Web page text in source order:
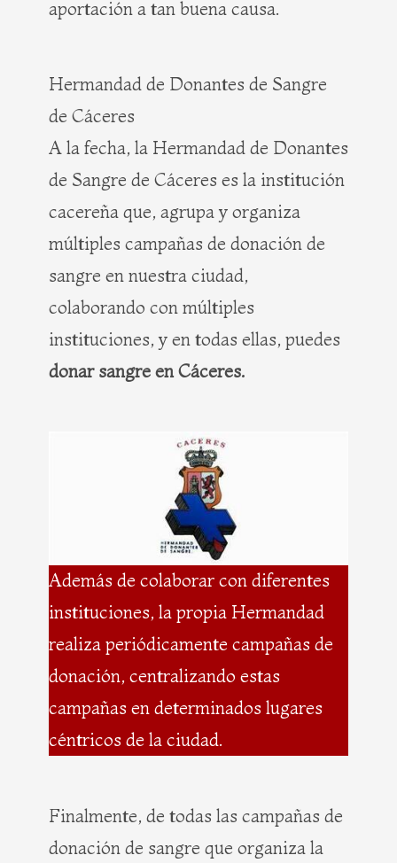
aportación a tan buena causa.
Hermandad de Donantes de Sangre
de Cáceres
A la fecha, la Hermandad de Donantes
de Sangre de Cáceres es la institución
cacereña que, agrupa y organiza
múltiples campañas de donación de
sangre en nuestra ciudad,
colaborando con múltiples
instituciones, y en todas ellas, puedes
donar sangre en Cáceres.
Además de colaborar con diferentes
instituciones, la propia Hermandad
realiza periódicamente campañas de
donación, centralizando estas
campañas en determinados lugares
céntricos de la ciudad.
Finalmente, de todas las campañas de
donación de sangre que organiza la